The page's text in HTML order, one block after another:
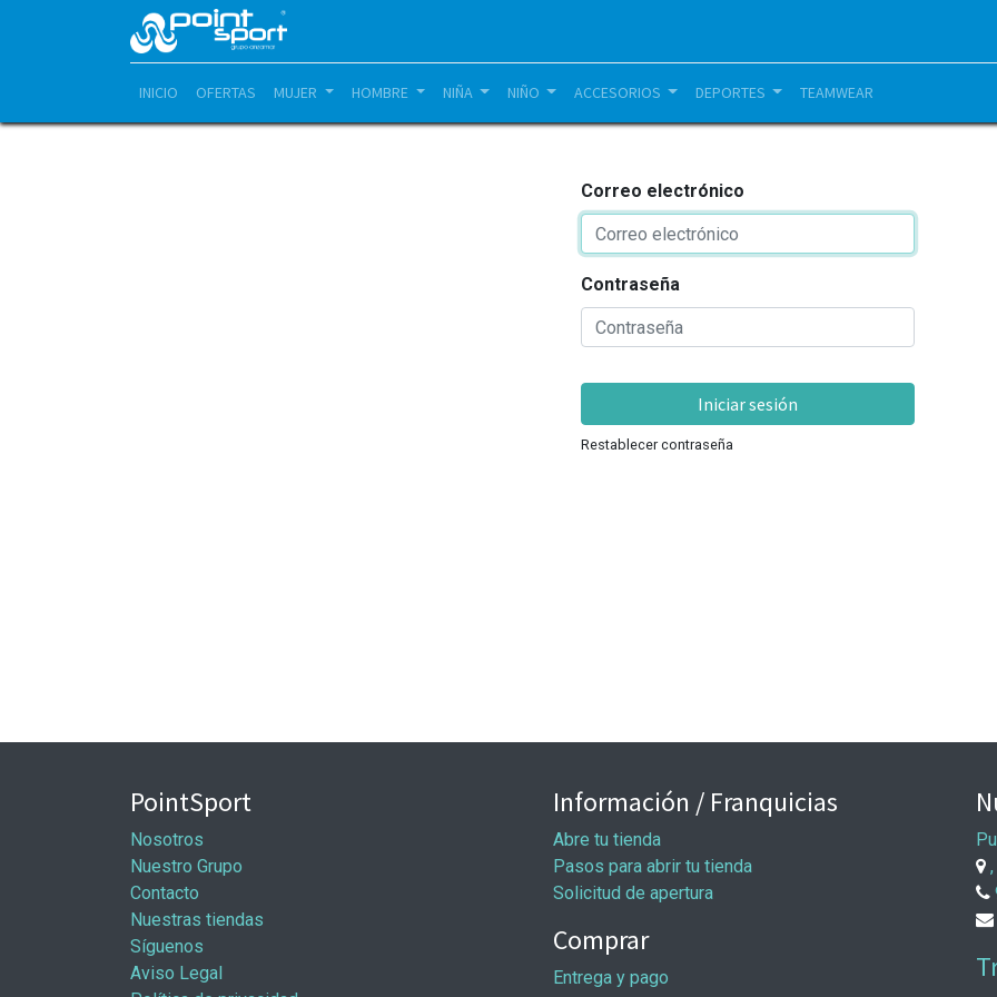
INICIO OFERTAS MUJER HOMBRE NIÑA NIÑO ACCESORIOS DEPORTES TEAMWEAR
Correo electrónico
Contraseña
Iniciar sesión
Restablecer contraseña
PointSport
Nosotros
Nuestro Grupo
Contacto
Nuestras tiendas
Síguenos
Aviso Legal
Información / Franquicias
Abre tu tienda
Pasos para abrir tu tienda
Solicitud de apertura
Comprar
Entrega y pago
,